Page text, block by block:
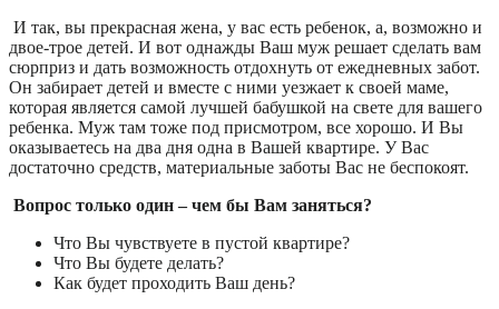
И так, вы прекрасная жена, у вас есть ребенок, а, возможно и
двое-трое детей. И вот однажды Ваш муж решает сделать вам
сюрприз и дать возможность отдохнуть от ежедневных забот.
Он забирает детей и вместе с ними уезжает к своей маме,
которая является самой лучшей бабушкой на свете для вашего
ребенка. Муж там тоже под присмотром, все хорошо. И Вы
оказываетесь на два дня одна в Вашей квартире. У Вас
достаточно средств, материальные заботы Вас не беспокоят.
Вопрос только один – чем бы Вам заняться?
Что Вы чувствуете в пустой квартире?
Что Вы будете делать?
Как будет проходить Ваш день?